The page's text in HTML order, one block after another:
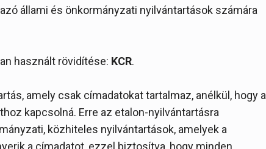
állami és önkormányzati nyilvántartások számára
használt rövidítése: KCR.
amely csak címadatokat tartalmaz, anélkül, hogy a
kapcsolná. Erre az etalon-nyilvántartásra
közhiteles nyilvántartások, amelyek a
a címadatot, ezzel biztosítva, hogy minden